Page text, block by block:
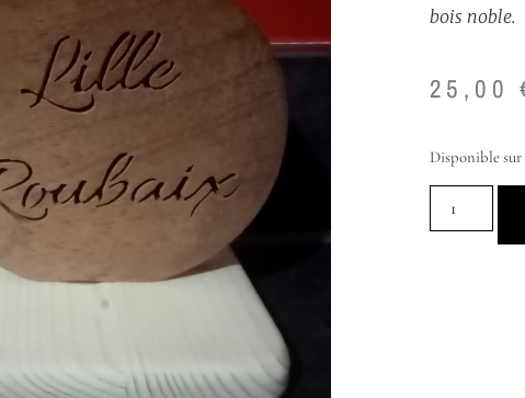
bois noble.
25,00
Disponible sur